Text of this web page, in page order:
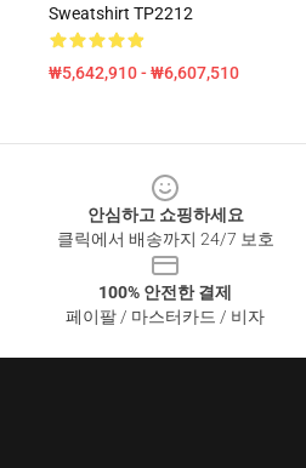
Sweatshirt TP2212
₩5,642,910 - ₩6,607,510
안심하고 쇼핑하세요
클릭에서 배송까지 24/7 보호
100% 안전한 결제
페이팔 / 마스터카드 / 비자